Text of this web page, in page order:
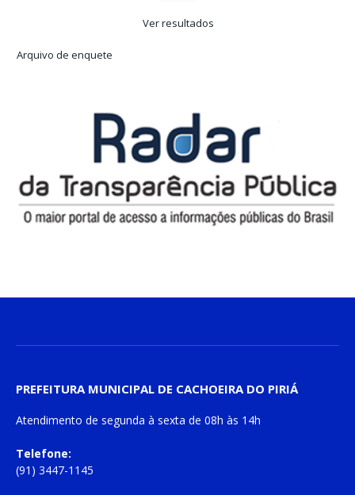
Ver resultados
Arquivo de enquete
PREFEITURA MUNICIPAL DE CACHOEIRA DO PIRIÁ
Atendimento de segunda à sexta de 08h às 14h
Telefone:
(91) 3447-1145